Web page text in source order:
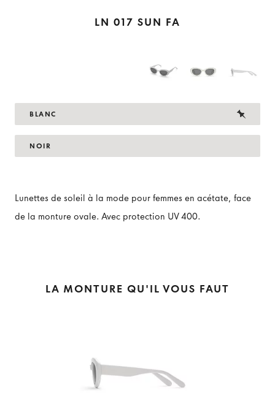
LN 017 SUN FA
BLANC
NOIR
Lunettes de soleil à la mode pour femmes en acétate, face
de la monture ovale. Avec protection UV 400.
LA MONTURE QU'IL VOUS FAUT